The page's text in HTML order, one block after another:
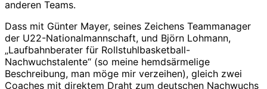
anderen Teams.
Dass mit Günter Mayer, seines Zeichens Teammanager
der U22-Nationalmannschaft, und Björn Lohmann,
„Laufbahnberater für Rollstuhlbasketball-
Nachwuchstalente“ (so meine hemdsärmelige
Beschreibung, man möge mir verzeihen), gleich zwei
Coaches mit direktem Draht zum deutschen Nachwuchs